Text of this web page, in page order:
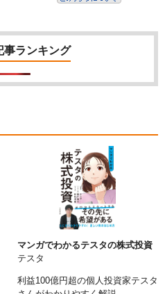
事ランキング
マンガでわかるテスタの株式投資
テスタ
利益100億円超の個人投資家テスタ